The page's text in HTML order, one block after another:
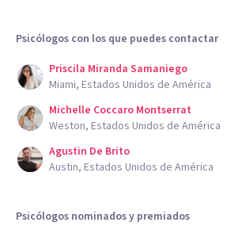
Psicólogos con los que puedes contactar
Priscila Miranda Samaniego
Miami, Estados Unidos de América
Michelle Coccaro Montserrat
Weston, Estados Unidos de América
Agustin De Brito
Austin, Estados Unidos de América
Psicólogos nominados y premiados